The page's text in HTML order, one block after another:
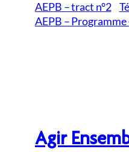
AEPB – tract n°2
AEPB – Programme
Agir